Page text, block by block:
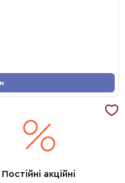
Постійні акційні